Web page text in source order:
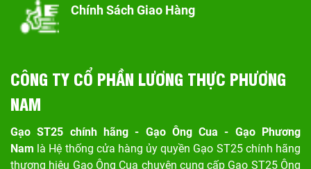
Chính Sách Giao Hàng
CÔNG TY CỔ PHẦN LƯƠNG THỰC PHƯƠNG
NAM
Gạo ST25 chính hãng - Gạo Ông Cua - Gạo Phương
Nam là Hệ thống cửa hàng ủy quyền Gạo ST25 chính hãng
thương hiệu Gạo Ông Cua chuyên cung cấp Gạo ST25 Ông